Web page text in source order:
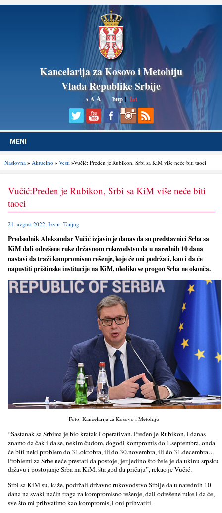
Kancelarija za Kosovo i Metohiju
Vlada Republike Srbije
A AA ћир|lat
MENI
Naslovna» Aktuelno» Vesti»Vučić: Pređen je Rubikon, Srbi sa KiM više neće biti taoci
Vučić:Pređen je Rubikon, Srbi sa KiM više neće biti
taoci
21. avgust 2022. Izvor: Tanjug
Predsednik Aleksandar Vučić izjavio je danas da su predstavnici Srba sa
KiM dali odrešene ruke državnom rukovodstvu da u narednih 10 dana
nastavi da traži kompromisno rešenje, koje će oni podržati, kao i da će
napustiti prištinske institucije na KiM, ukoliko se progon Srba ne okonča.
Foto: Kancelarija za Kosovo i Metohiju
“Sastanak sa Srbima je bio kratak i operativan. Pređen je Rubikon, i danas
znamo da čak i da se, nekim čudom, dogodi kompromis do 1.septembra, onda
će biti neki problem do 31.oktobra, ili do 30.novembra, ili do 31.decembra…
Problemi za Srbe neće prestati da postoje, jer jedino što žele je da ukinu srpsku
državu i postojanje Srba na KiM, šta god da pričaju”, rekao je Vučić.
Srbi sa KiM su, kaže, podržali državno rukovodstvo Srbije da u narednih 10
dana na svaki način traga za kompromisno rešenje, dali odrešene ruke i da će,
sve što mi prihvatimo kao kompromis, i oni prihvatiti.